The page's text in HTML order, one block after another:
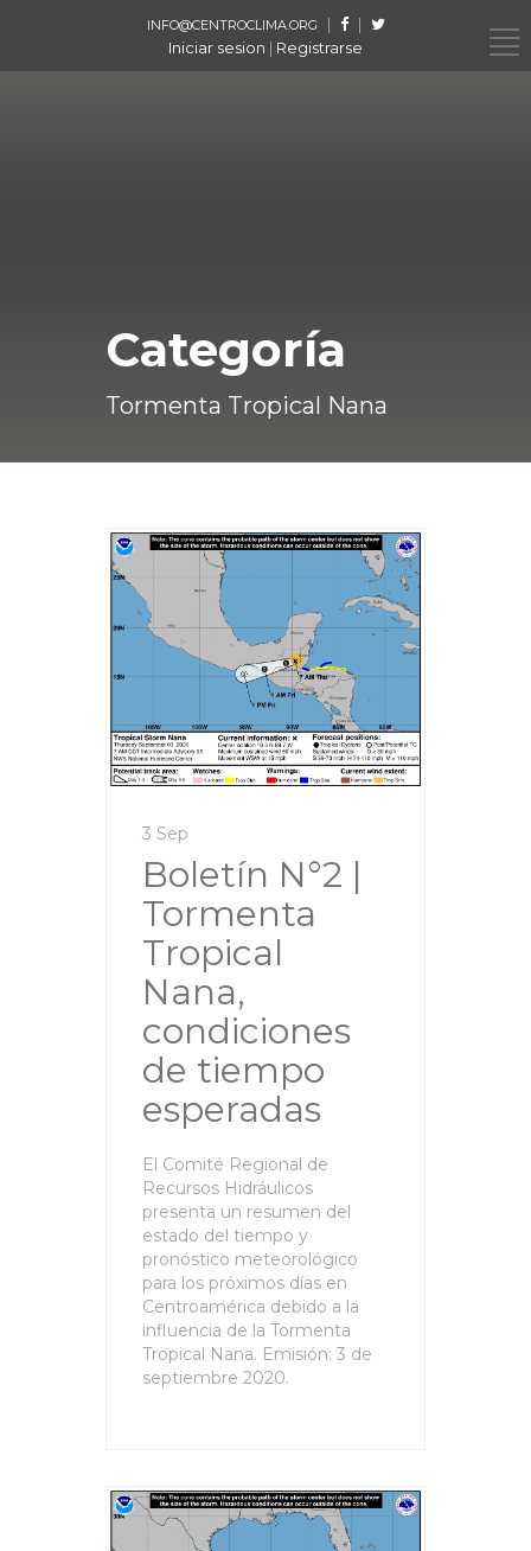
INFO@CENTROCLIMA.ORG |
|
Iniciar sesion | Registrarse
Categoría
Tormenta Tropical Nana
3 Sep
Boletín N°2 |
Tormenta
Tropical
Nana,
condiciones
de tiempo
esperadas
El Comité Regional de
Recursos Hidráulicos
presenta un resumen del
estado del tiempo y
pronóstico meteorológico
para los próximos días en
Centroamérica debido a la
influencia de la Tormenta
Tropical Nana. Emisión: 3 de
septiembre 2020.